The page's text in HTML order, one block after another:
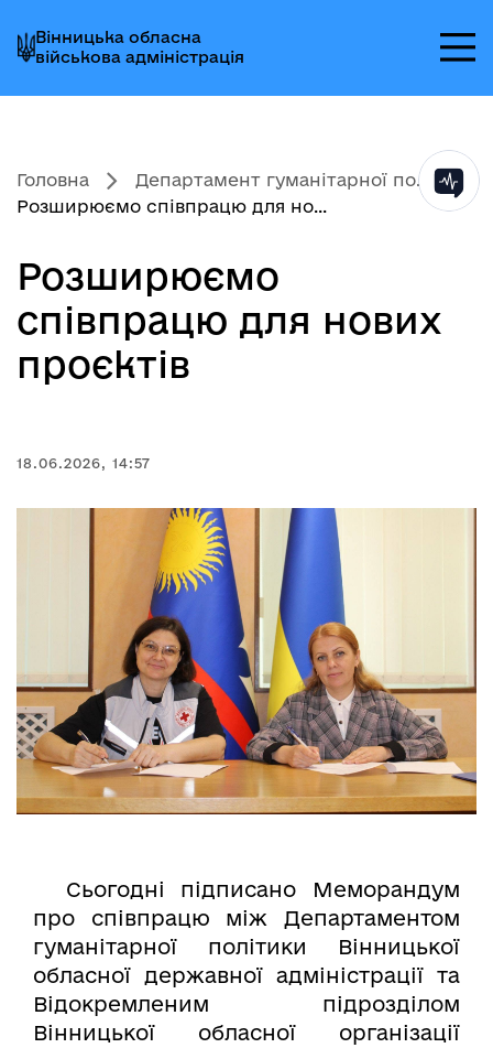
до
головного
меню
до
головного
вмісту
до
головного
колонтитула
Вінницька обласна
військова адміністрація
Головна
Департамент гуманітарної по...
Розширюємо співпрацю для но...
Розширюємо
співпрацю для нових
проєктів
18.06.2026, 14:57
Сьогодні підписано Меморандум
про співпрацю між Департаментом
гуманітарної політики Вінницької
обласної державної адміністрації та
Відокремленим підрозділом
Вінницької обласної організації